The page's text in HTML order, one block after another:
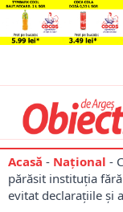
Acasă - Național -
părăsit instituția
evitat declarațiile și